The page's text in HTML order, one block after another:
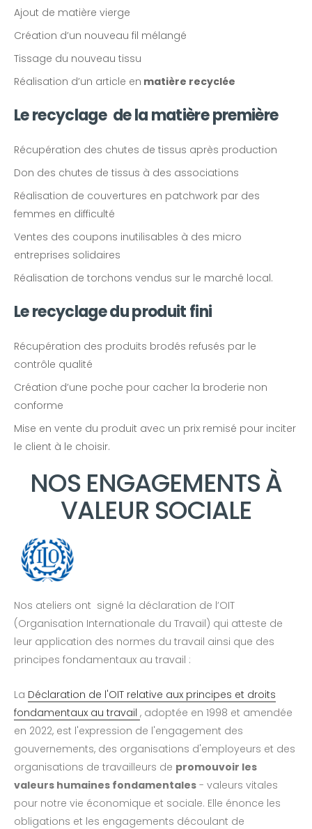
Ajout de matière vierge
Création d’un nouveau fil mélangé
Tissage du nouveau tissu
Réalisation d’un article en matière recyclée
Le recyclage de la matière première
Récupération des chutes de tissus après production
Don des chutes de tissus à des associations
Réalisation de couvertures en patchwork par des
femmes en difficulté
Ventes des coupons inutilisables à des micro
entreprises solidaires
Réalisation de torchons vendus sur le marché local.
Le recyclage du produit fini
Récupération des produits brodés refusés par le
contrôle qualité
Création d’une poche pour cacher la broderie non
conforme
Mise en vente du produit avec un prix remisé pour inciter
le client à le choisir.
NOS ENGAGEMENTS À
VALEUR SOCIALE
Nos ateliers ont signé la déclaration de l’OIT
(Organisation Internationale du Travail) qui atteste de
leur application des normes du travail ainsi que des
principes fondamentaux au travail :
La Déclaration de l'OIT relative aux principes et droits
fondamentaux au travail , adoptée en 1998 et amendée
en 2022, est l'expression de l'engagement des
gouvernements, des organisations d'employeurs et des
organisations de travailleurs de promouvoir les
valeurs humaines fondamentales - valeurs vitales
pour notre vie économique et sociale. Elle énonce les
obligations et les engagements découlant de